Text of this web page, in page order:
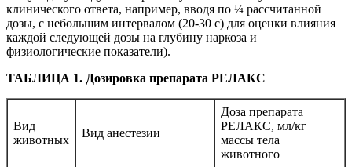
клинического ответа, например, вводя по ¼ рассчитанной
дозы, с небольшим интервалом (20-30 с) для оценки влияния
каждой следующей дозы на глубину наркоза и
физиологические показатели).
ТАБЛИЦА 1. Дозировка препарата РЕЛАКС
Вид
животных
Вид анестезии
Доза препарата
РЕЛАКС, мл/кг
массы тела
животного